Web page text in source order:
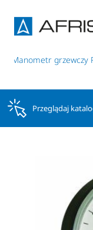
Manometr grzewczy
Przeglądaj